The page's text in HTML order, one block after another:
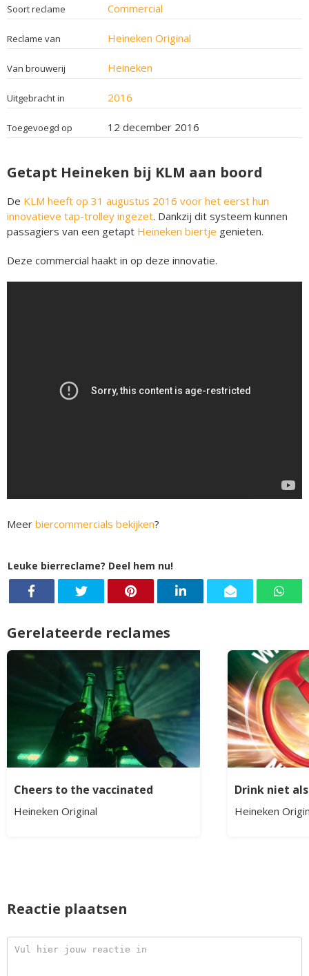
Soort reclame Commercial
Reclame van Heineken Original
Van brouwerij Heineken
Uitgebracht in 2016
Toegevoegd op 12 december 2016
Getapt Heineken bij KLM aan boord
De KLM heeft op 31 augustus 2016 voor het eerst hun
innovatieve tap-trolley ingezet. Dankzij dit systeem kunnen
passagiers van een getapt Heineken biertje genieten.
Deze commercial haakt in op deze innovatie.
Meer biercommercials bekijken?
Leuke bierreclame? Deel hem nu!
Gerelateerde reclames
Cheers to the vaccinated
Heineken Original
Drink niet
Heineken
Reactie plaatsen